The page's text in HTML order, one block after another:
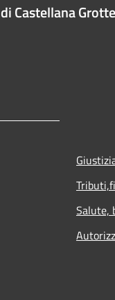
Castellana Grotte
Salute,